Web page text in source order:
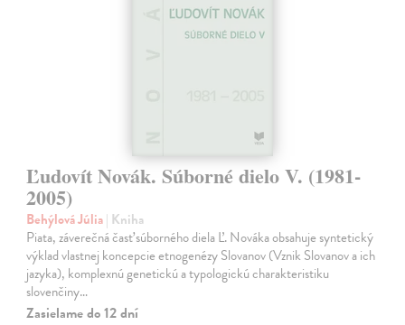
Ľudovít Novák. Súborné dielo V. (1981-
2005)
Behýlová Júlia| Kniha
Piata, záverečná časť súborného diela Ľ. Nováka obsahuje syntetický
výklad vlastnej koncepcie etnogenézy Slovanov (Vznik Slovanov a ich
jazyka), komplexnú genetickú a typologickú charakteristiku
slovenčiny…
Zasielame do 12 dní